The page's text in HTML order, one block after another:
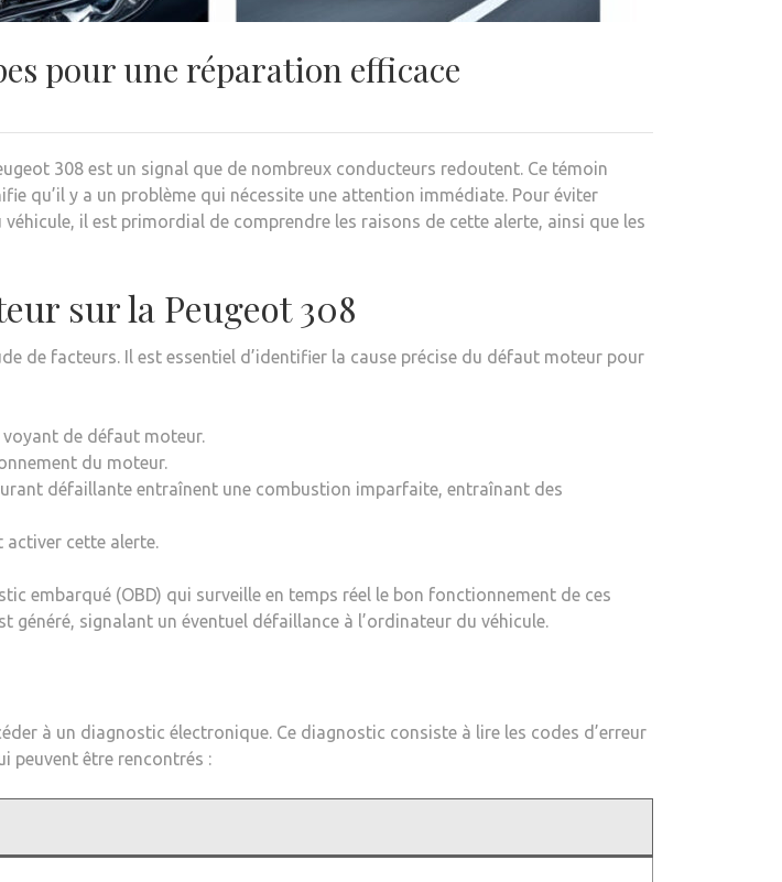
pour une réparation efficace
308 est un signal que de nombreux conducteurs redoutent. Ce témoin
qu’il y a un problème qui nécessite une attention immédiate. Pour éviter
il est primordial de comprendre les raisons de cette alerte, ainsi que les
sur la Peugeot 308
de facteurs. Il est essentiel d’identifier la cause précise du défaut moteur pour
de défaut moteur.
du moteur.
défaillante entraînent une combustion imparfaite, entraînant des
activer cette alerte.
embarqué (OBD) qui surveille en temps réel le bon fonctionnement de ces
généré, signalant un éventuel défaillance à l’ordinateur du véhicule.
à un diagnostic électronique. Ce diagnostic consiste à lire les codes d’erreur
peuvent être rencontrés :